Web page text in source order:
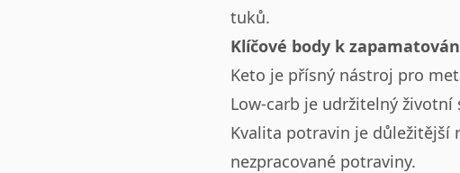
tuků.
Klíčové body k
Keto je přísný nástroj pro
Low-carb je udržitelný
Kvalita potravin je důležitější
nezpracované potraviny.